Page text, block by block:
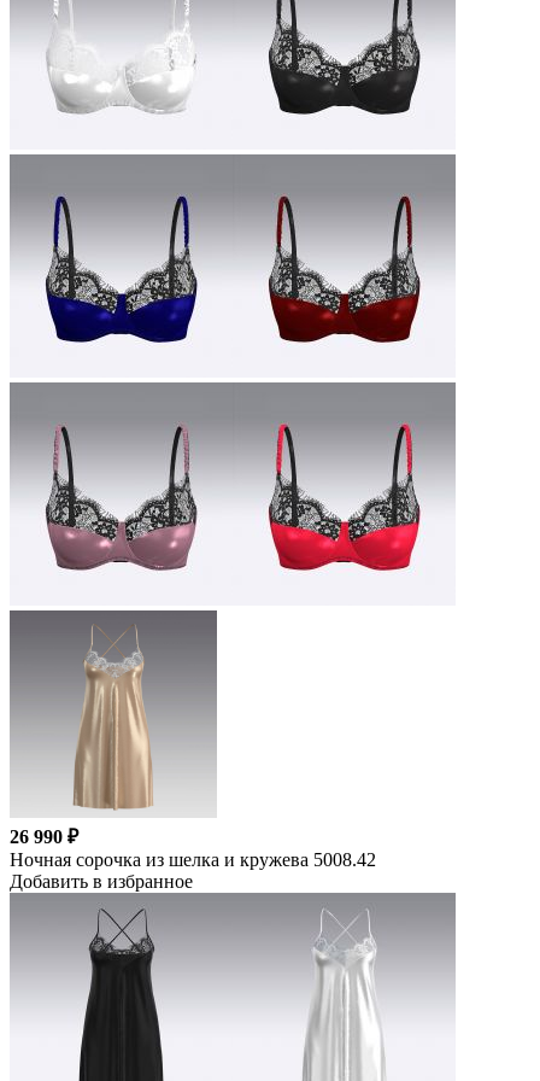
26 990 ₽
Ночная сорочка из шелка и кружева 5008.42
Добавить в избранное